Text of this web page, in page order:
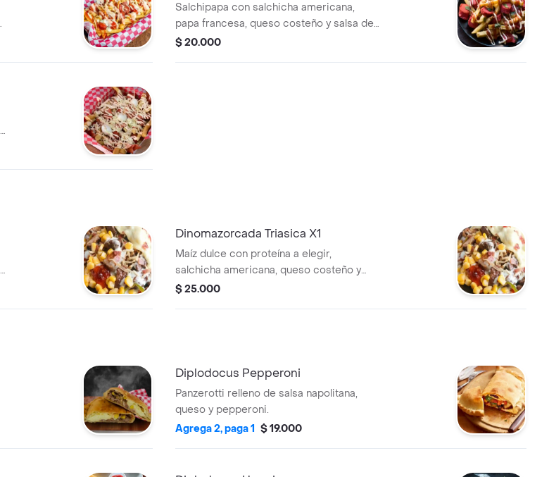
Salchipapa con salchicha americana,
papa francesa, queso costeño y salsa de
la casa.
$ 20.000
Dinomazorcada Triasica X1
Maíz dulce con proteína a elegir,
salchicha americana, queso costeño y
salsa de la casa.
$ 25.000
Diplodocus Pepperoni
Panzerotti relleno de salsa napolitana,
queso y pepperoni.
Agrega 2, paga 1 $ 19.000